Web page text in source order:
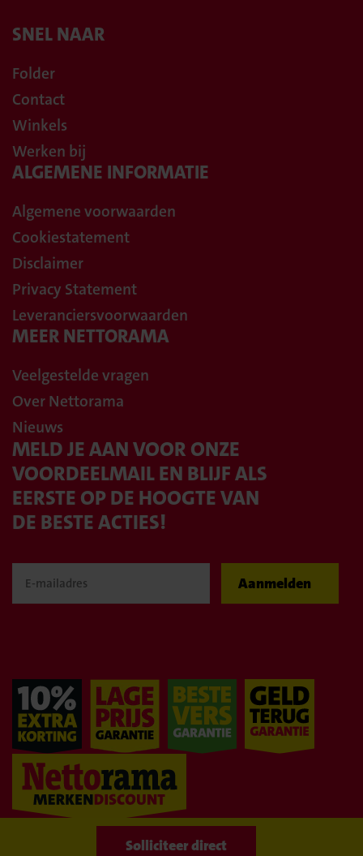
Naar overzicht
Solliciteer directSolliciteer direct
SNEL NAAR
Folder
Contact
Winkels
Werken bij
ALGEMENE INFORMATIE
Algemene voorwaarden
Cookiestatement
Disclaimer
Privacy Statement
Leveranciersvoorwaarden
MEER NETTORAMA
Veelgestelde vragen
Over Nettorama
Nieuws
MELD JE AAN VOOR ONZE
VOORDEELMAIL EN BLIJF ALS
EERSTE OP DE HOOGTE VAN
DE BESTE ACTIES!
Aanmelden
WIJ BLIJVENGOEDKOOP!